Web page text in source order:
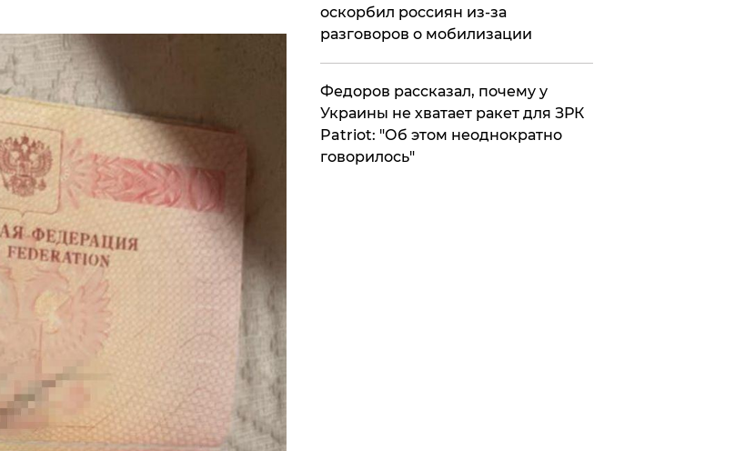
оскорбил россиян из-за
разговоров о мобилизации
Федоров рассказал, почему у
Украины не хватает ракет для ЗРК
Patriot: "Об этом неоднократно
говорилось"